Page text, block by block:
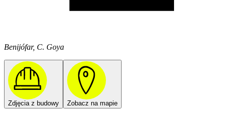
Benijófar, C. Goya
Zdjęcia z budowy Zobacz na mapie